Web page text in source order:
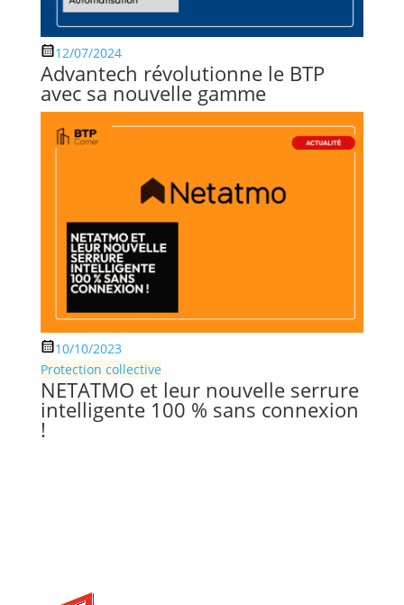
12/07/2024
Advantech révolutionne le BTP
avec sa nouvelle gamme
10/10/2023
Protection collective
NETATMO et leur nouvelle serrure
intelligente 100 % sans connexion
!